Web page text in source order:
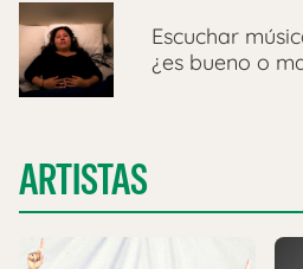
Escuchar
¿es bueno o
ARTISTAS